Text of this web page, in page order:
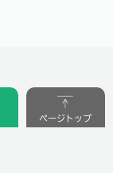
ページトップ